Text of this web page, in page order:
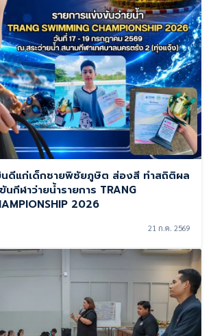
ดีแก่เด็กชายพิชัยภูษิต ส่องสี ทำสถิติผล
นกีฬาว่ายน้ำรายการ TRANG
2026
21 ก.ค. 2569